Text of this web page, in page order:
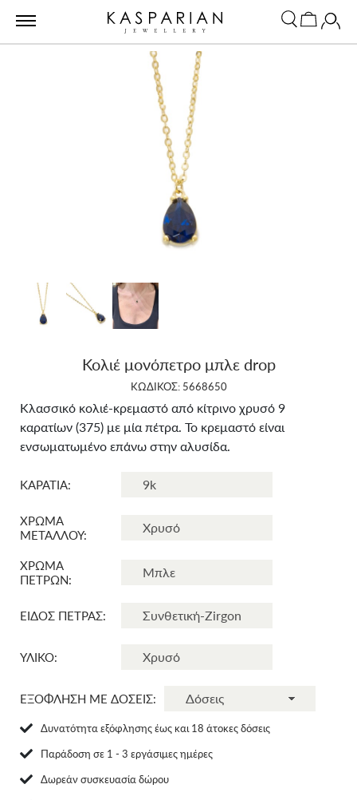
Κολιέ μονόπετρο μπλε drop
ΚΩΔΙΚΟΣ: 5668650
Κλασσικό κολιέ-κρεμαστό από κίτρινο χρυσό 9
καρατίων (375) με μία πέτρα. Το κρεμαστό είναι
ενσωματωμένο επάνω στην αλυσίδα.
ΚΑΡΑΤΙΑ:
ΧΡΩΜΑ
ΜΕΤΑΛΛΟΥ:
ΧΡΩΜΑ
ΠΕΤΡΩΝ:
ΕΙΔΟΣ ΠΕΤΡΑΣ:
ΥΛΙΚΟ:
ΕΞΟΦΛΗΣΗ ΜΕ ΔΟΣΕΙΣ:
Δυνατότητα εξόφλησης έως και 18 άτοκες δόσεις
Παράδοση σε 1 - 3 εργάσιμες ημέρες
Δωρεάν συσκευασία δώρου